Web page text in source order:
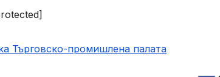
Търговско-промишлена палaта